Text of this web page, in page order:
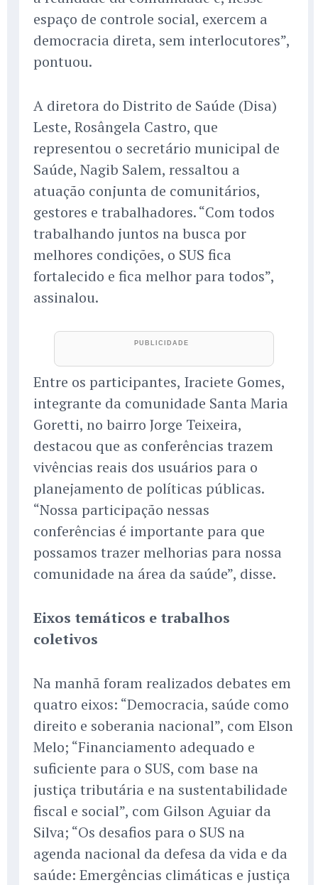
espaço de controle social, exercem a
democracia direta, sem interlocutores”,
pontuou.
A diretora do Distrito de Saúde (Disa)
Leste, Rosângela Castro, que
representou o secretário municipal de
Saúde, Nagib Salem, ressaltou a
atuação conjunta de comunitários,
gestores e trabalhadores. “Com todos
trabalhando juntos na busca por
melhores condições, o SUS fica
fortalecido e fica melhor para todos”,
assinalou.
Entre os participantes, Iraciete Gomes,
integrante da comunidade Santa Maria
Goretti, no bairro Jorge Teixeira,
destacou que as conferências trazem
vivências reais dos usuários para o
planejamento de políticas públicas.
“Nossa participação nessas
conferências é importante para que
possamos trazer melhorias para nossa
comunidade na área da saúde”, disse.
Eixos temáticos e trabalhos
coletivos
Na manhã foram realizados debates em
quatro eixos: “Democracia, saúde como
direito e soberania nacional”, com Elson
Melo; “Financiamento adequado e
suficiente para o SUS, com base na
justiça tributária e na sustentabilidade
fiscal e social”, com Gilson Aguiar da
Silva; “Os desafios para o SUS na
agenda nacional da defesa da vida e da
saúde: Emergências climáticas e justiça